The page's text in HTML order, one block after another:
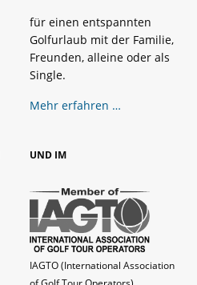
für einen entspannten
Golfurlaub mit der Familie,
Freunden, alleine oder als
Single.
Mehr erfahren …
UND IM
IAGTO (International Association